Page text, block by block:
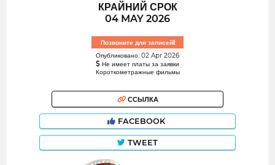
КРАЙНИЙ СРОК
04 MAY 2026
Позвоните для записей!
Опубликовано: 02 Apr 2026
Не имеет платы за заявки
Короткометражные фильмы
ССЫЛКА
FACEBOOK
TWEET